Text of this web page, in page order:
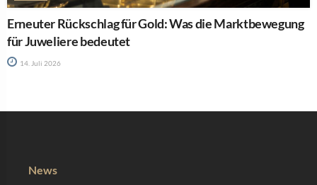
Erneuter Rückschlag für Gold: Was die Marktbewegung
für Juweliere bedeutet
14. Juli 2026
News